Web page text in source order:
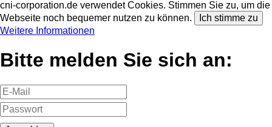
cni-corporation.de verwendet Cookies. Stimmen Sie zu, um die
Webseite noch bequemer nutzen zu können.
Ich stimme zu
Weitere Informationen
Bitte melden Sie sich an: